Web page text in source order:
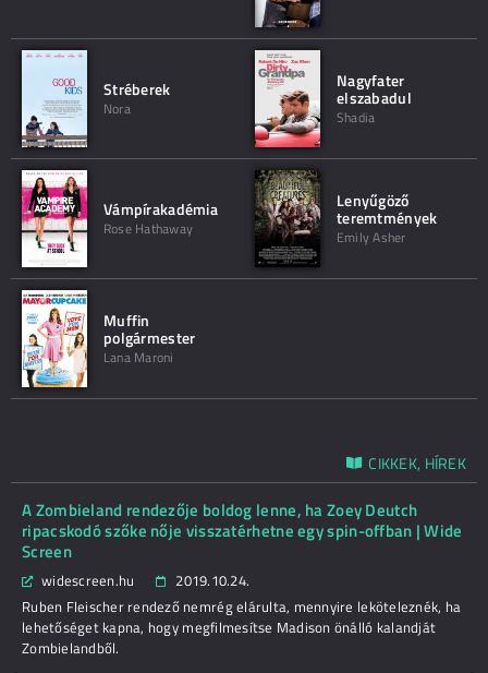
Stréberek
Nora
Nagyfater
elszabadul
Shadia
Vámpírakadémia
Rose Hathaway
Lenyűgöző
teremtmények
Emily Asher
Muffin
polgármester
Lana Maroni
CIKKEK, HÍREK
A Zombieland rendezője boldog lenne, ha Zoey Deutch
ripacskodó szőke nője visszatérhetne egy spin-offban | Wide
Screen
widescreen.hu
2019.10.24.
Ruben Fleischer rendező nemrég elárulta, mennyire leköteleznék, ha
lehetőséget kapna, hogy megfilmesítse Madison önálló kalandját
Zombielandből.